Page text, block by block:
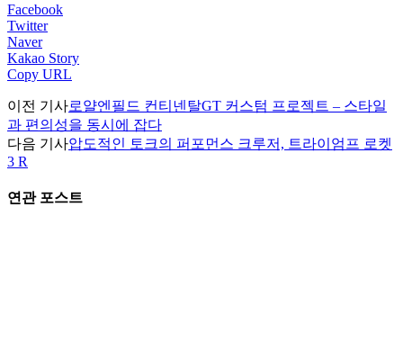
Facebook
Twitter
Naver
Kakao Story
Copy URL
이전 기사로얄엔필드 컨티넨탈GT 커스텀 프로젝트 – 스타일
과 편의성을 동시에 잡다
다음 기사압도적인 토크의 퍼포먼스 크루저, 트라이엄프 로켓
3 R
연관 포스트